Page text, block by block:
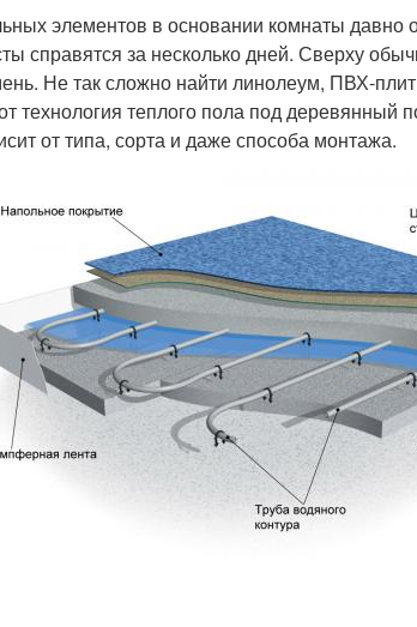
элементов в основании комнаты давно
справятся за несколько дней. Сверху
Не так сложно найти линолеум, ПВХ-
технология теплого пола под
от типа, сорта и даже способа монтажа.